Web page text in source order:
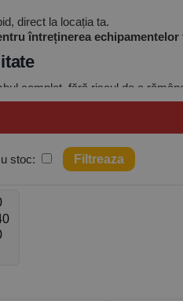
direct la locația ta.
întreținerea echipamentelor
complet, fără riscul de a
preț semnificativ față de
stoc: